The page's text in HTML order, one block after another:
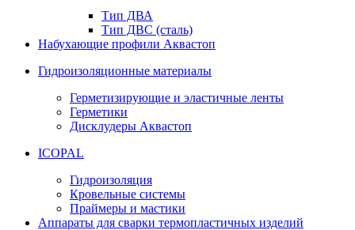
Тип ДВА
Тип ДВС (сталь)
Набухающие профили Аквастоп
Гидроизоляционные материалы
Герметизирующие и эластичные ленты
Герметики
Дисклудеры Аквастоп
ICOPAL
Гидроизоляция
Кровельные системы
Праймеры и мастики
Аппараты для сварки термопластичных изделий